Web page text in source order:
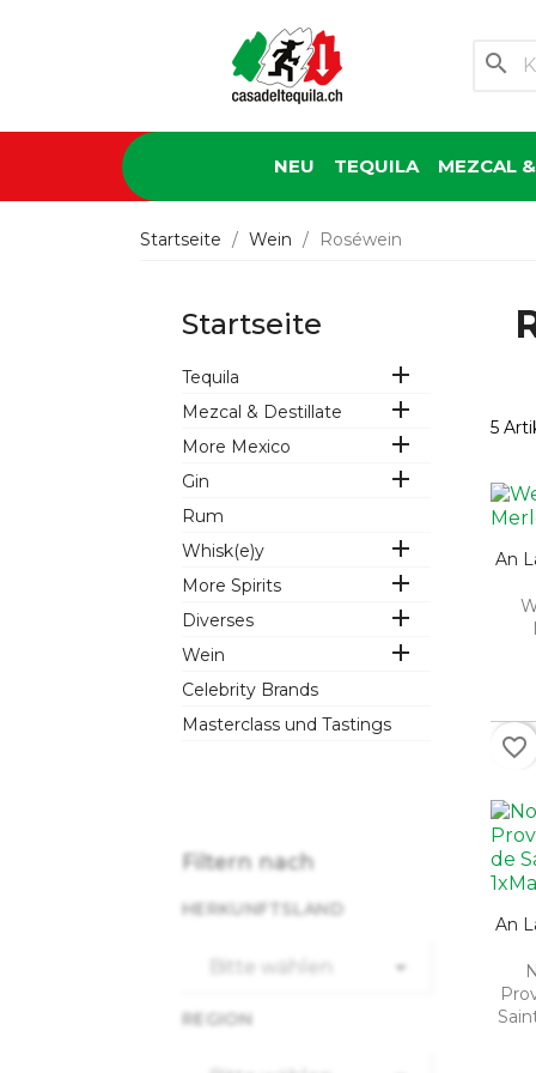
search
NEU TEQUILA MEZCAL
Startseite Wein Roséwein
Startseite
Tequila 
Mezcal & Destillate 
More Mexico 
Gin 
Rum
Whisk(e)y

More Spirits 
Diverses 
Wein 
Celebrity Brands
Masterclass und Tastings
Filtern nach
HERKUNFTSLAND
Bitte wählen 
REGION
5
An
favorite_border
An